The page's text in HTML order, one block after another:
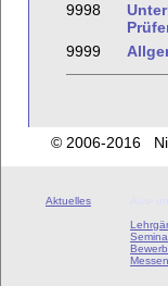
9998
9999
© 2006-2016
Aktuelles
Messen